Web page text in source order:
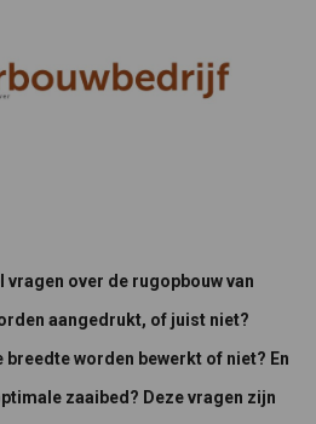
vragen over de rugopbouw van
aangedrukt, of juist niet?
worden bewerkt of niet? En
zaaibed? Deze vragen zijn